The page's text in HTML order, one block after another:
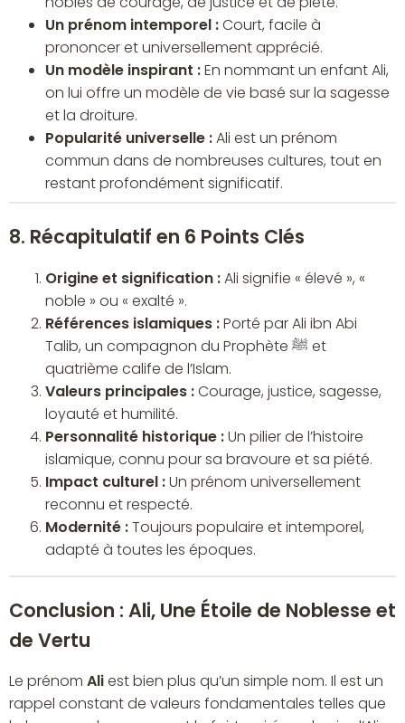
Un prénom intemporel :Court, facile à
prononcer et universellement apprécié.
Un modèle inspirant :En nommant un enfant Ali,
on lui offre un modèle de vie basé sur la sagesse
et la droiture.
Popularité universelle :Ali est un prénom
commun dans de nombreuses cultures, tout en
restant profondément significatif.
8. Récapitulatif en 6 Points Clés
Origine et signification :Ali signifie « élevé », «
noble » ou « exalté ».
Références islamiques :Porté par Ali ibn Abi
Talib, un compagnon du Prophète ﷺ et
quatrième calife de l’Islam.
Valeurs principales :Courage, justice, sagesse,
loyauté et humilité.
Personnalité historique :Un pilier de l’histoire
islamique, connu pour sa bravoure et sa piété.
Impact culturel :Un prénom universellement
reconnu et respecté.
Modernité :Toujours populaire et intemporel,
adapté à toutes les époques.
Conclusion : Ali, Une Étoile de Noblesse et
de Vertu
Le prénom Aliest bien plus qu’un simple nom. Il est un
rappel constant de valeurs fondamentales telles que